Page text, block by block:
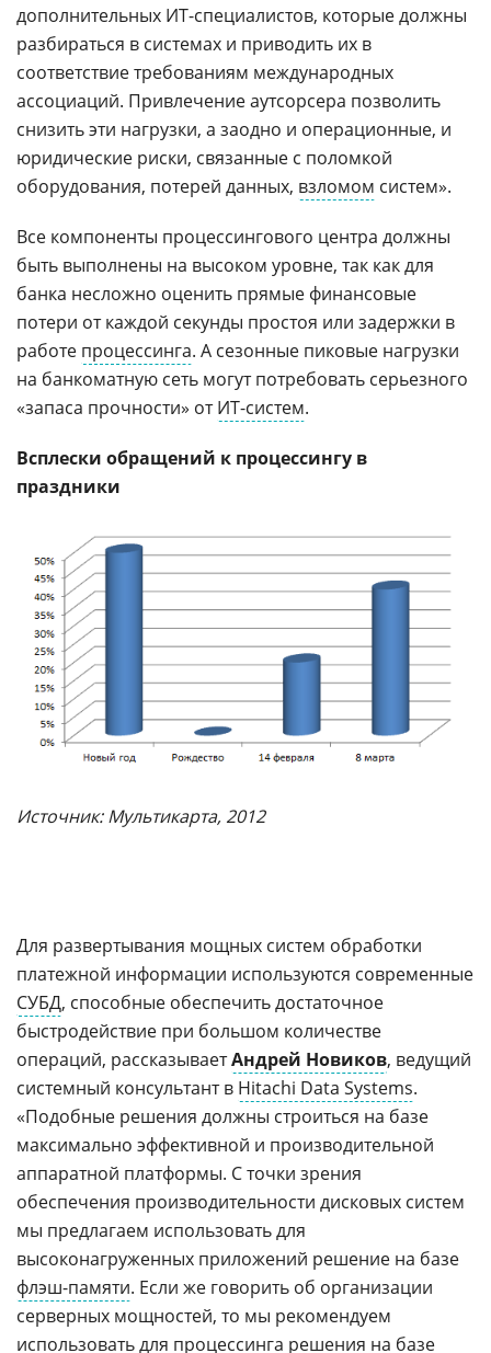
дополнительных ИТ-специалистов, которые должны
разбираться в системах и приводить их в
соответствие требованиям международных
ассоциаций. Привлечение аутсорсера позволить
снизить эти нагрузки, а заодно и операционные, и
юридические риски, связанные с поломкой
оборудования, потерей данных, взломом систем».
Все компоненты процессингового центра должны
быть выполнены на высоком уровне, так как для
банка несложно оценить прямые финансовые
потери от каждой секунды простоя или задержки в
работе процессинга. А сезонные пиковые нагрузки
на банкоматную сеть могут потребовать серьезного
«запаса прочности» отИТ-систем.
Всплески обращений к процессингу в
праздники
Источник: Мультикарта, 2012
Для развертывания мощных систем обработки
платежной информации используются современные
СУБД, способные обеспечить достаточное
быстродействие при большом количестве
операций, рассказываетАндрей Новиков, ведущий
системный консультант в Hitachi Data Systems.
«Подобные решения должны строиться на базе
максимально эффективной и производительной
аппаратной платформы. С точки зрения
обеспечения производительности дисковых систем
мы предлагаем использовать для
высоконагруженных приложений решение на базе
флэш-памяти. Если же говорить об организации
серверных мощностей, то мы рекомендуем
использовать для процессинга решения на базе